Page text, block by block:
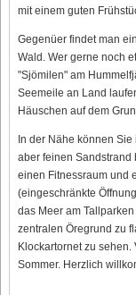
mit einem guten
Gegenüer findet man
Wald. Wer gerne noch
"Sjömilen" am
Seemeile an Land
Häuschen auf dem
In der Nähe können
aber feinen Sandstrand
einen Fitnessraum und
(eingeschränkte
das Meer am
zentralen Öregrund zu
Klockartornet zu
Sommer. Herzlich